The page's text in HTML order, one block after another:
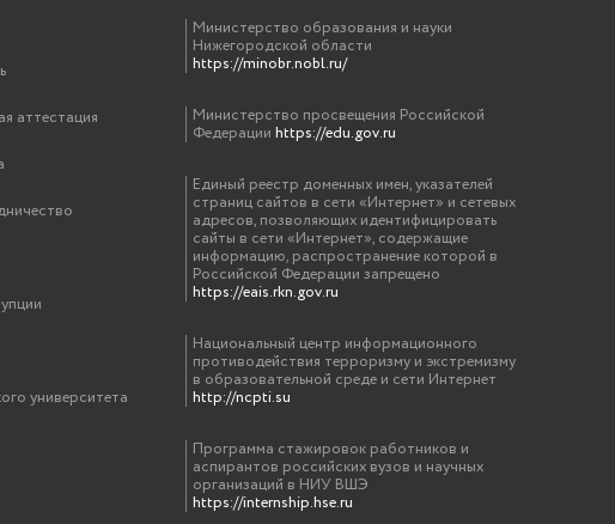
аттестация
университета
Министерство образования и науки
Нижегородской области
https://minobr.nobl.ru/
Министерство просвещения Российской
Федерации https://edu.gov.ru
Единый реестр доменных имен, указателей
страниц сайтов в сети «Интернет» и сетевых
адресов, позволяющих идентифицировать
сайты в сети «Интернет», содержащие
информацию, распространение которой в
Российской Федерации запрещено
https://eais.rkn.gov.ru
Национальный центр информационного
противодействия терроризму и экстремизму
в образовательной среде и сети Интернет
http://ncpti.su
Программа стажировок работников и
аспирантов российских вузов и научных
организаций в НИУ ВШЭ
https://internship.hse.ru